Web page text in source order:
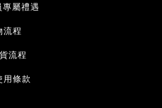
屬禮遇
流程
流程
用條款